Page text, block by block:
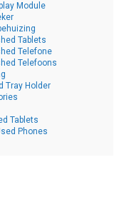
Module
Tablets
Telefone
Telefoons
Tray Holder
Tablets
Phones